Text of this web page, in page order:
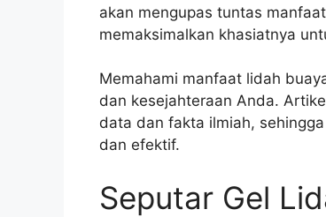
akan mengupas tuntas
memaksimalkan khasiatnya
Memahami manfaat lidah
dan kesejahteraan Anda.
data dan fakta ilmiah,
dan efektif.
Seputar Gel